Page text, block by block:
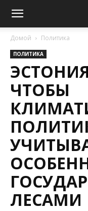
Домой Политика
ПОЛИТИКА
ЧТОБЫ
ЛЕСАМИ